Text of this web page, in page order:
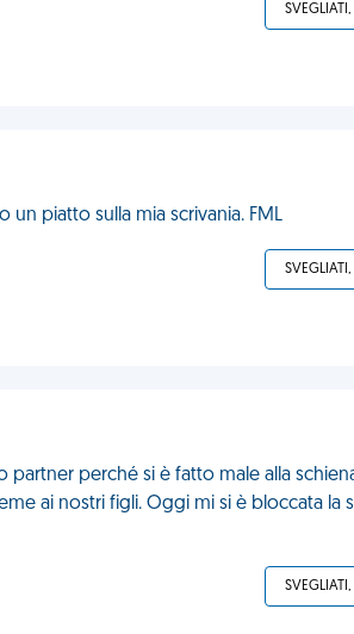
piatto sulla mia scrivania. FML
perché si è fatto male alla
ai nostri figli. Oggi mi si è bloccata la